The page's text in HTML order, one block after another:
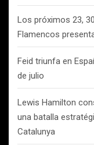
Los próximos 23,
Flamencos
Feid triunfa en
de julio
Lewis Hamilton
una batalla
Catalunya